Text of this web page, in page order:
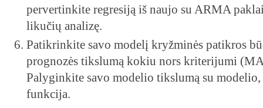
pervertinkite regresiją iš naujo su ARMA
likučių analizę.
Patikrinkite savo modelį kryžminės patikros
prognozės tikslumą kokiu nors kriterijumi
Palyginkite savo modelio tikslumą su
funkcija.